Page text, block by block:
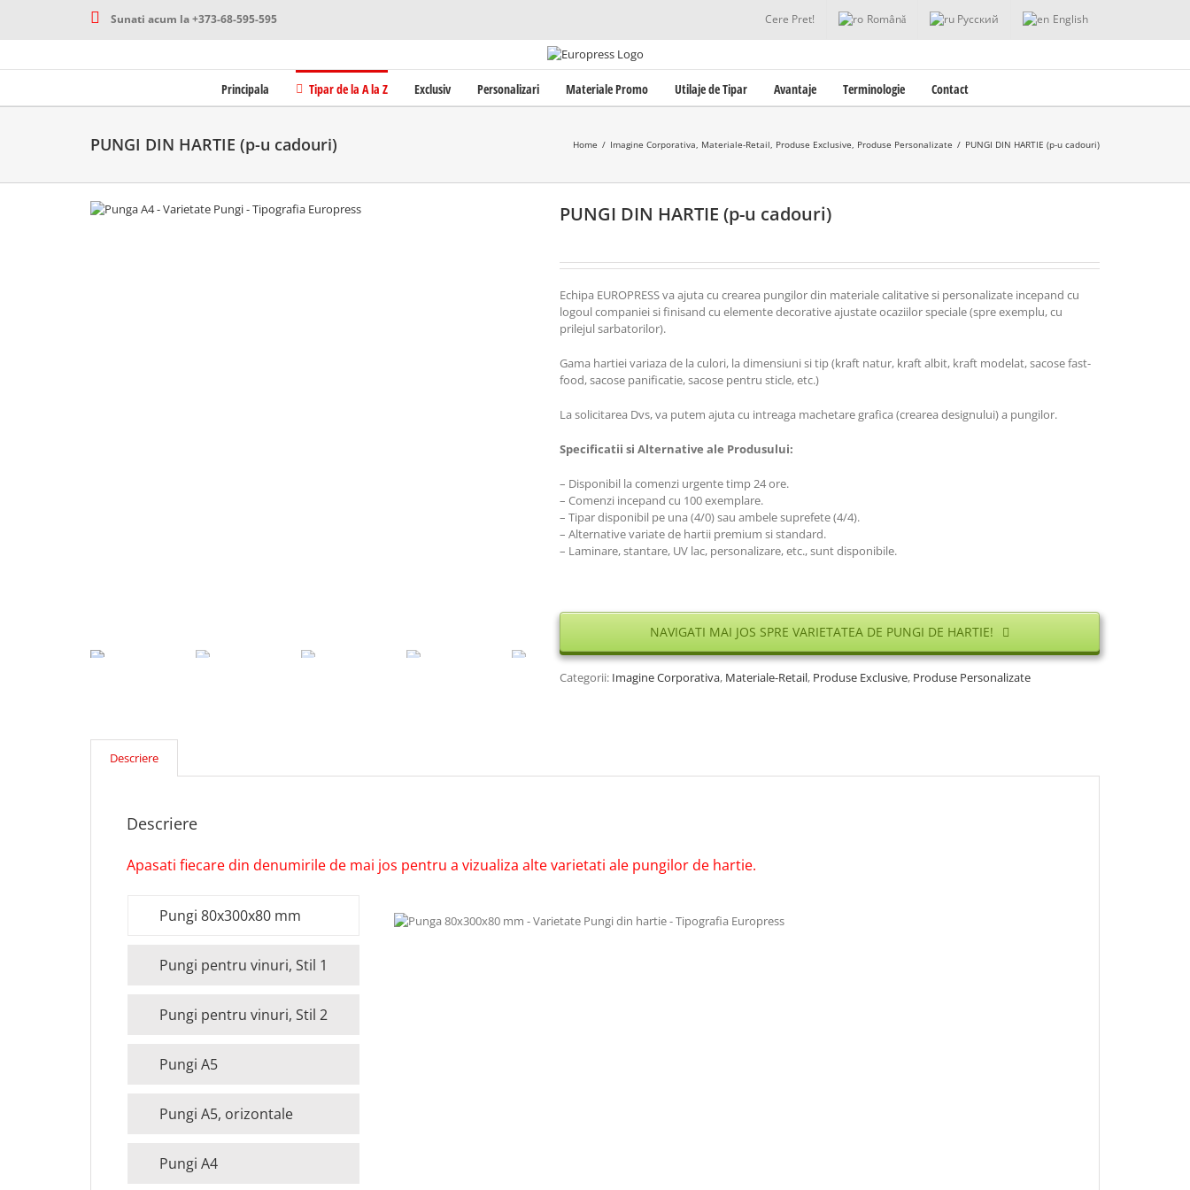
content
Sunati acum la +373-68-595-595 Cere Pret! Română Русский English
Principala Tipar de la A la Z Exclusiv Personalizari Materiale Promo Utilaje de Tipar Avantaje Terminologie Contact
PUNGI DIN HARTIE (p-u cadouri) Home / Imagine Corporativa, Materiale-Retail, Produse Exclusive, Produse Personalizate / PUNGI DIN HARTIE (p-u cadouri)
PUNGI DIN HARTIE (p-u cadouri)
Echipa EUROPRESS va ajuta cu crearea pungilor din materiale calitative si personalizate incepand cu
logoul companiei si finisand cu elemente decorative ajustate ocaziilor speciale (spre exemplu, cu
prilejul sarbatorilor).
Gama hartiei variaza de la culori, la dimensiuni si tip (kraft natur, kraft albit, kraft modelat, sacose fast-
food, sacose panificatie, sacose pentru sticle, etc.)
La solicitarea Dvs, va putem ajuta cu intreaga machetare grafica (crearea designului) a pungilor.
Specificatii si Alternative ale Produsului:
– Disponibil la comenzi urgente timp 24 ore.
– Comenzi incepand cu 100 exemplare.
– Tipar disponibil pe una (4/0) sau ambele suprefete (4/4).
– Alternative variate de hartii premium si standard.
– Laminare, stantare, UV lac, personalizare, etc., sunt disponibile.
NAVIGATI MAI JOS SPRE VARIETATEA DE PUNGI DE HARTIE!
Categorii: Imagine Corporativa, Materiale-Retail, Produse Exclusive, Produse Personalizate
Descriere
Descriere
Apasati fiecare din denumirile de mai jos pentru a vizualiza alte varietati ale pungilor de hartie.
Pungi 80x300x80 mm
Pungi pentru vinuri, Stil 1
Pungi pentru vinuri, Stil 2
Pungi A5
Pungi A5, orizontale
Pungi A4